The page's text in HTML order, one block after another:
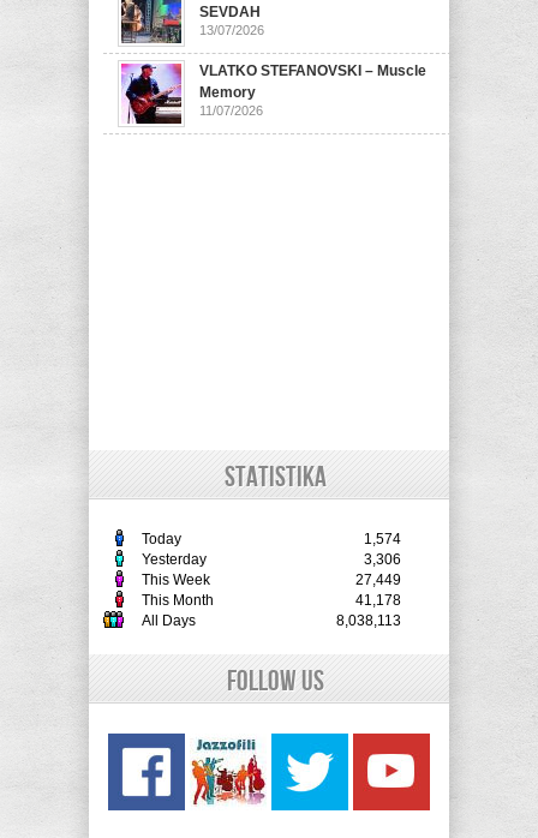
SEVDAH
13/07/2026
VLATKO STEFANOVSKI – Muscle
Memory
11/07/2026
STATISTIKA
Today
1,574
Yesterday
3,306
This Week
27,449
This Month
41,178
All Days
8,038,113
Follow Us